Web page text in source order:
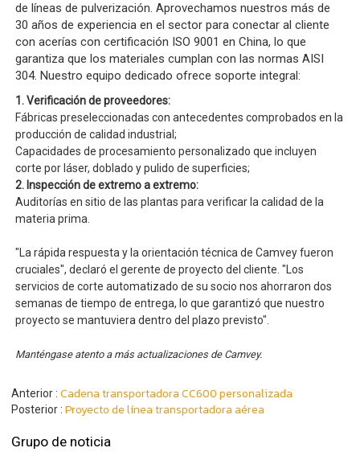
de líneas de pulverización. Aprovechamos nuestros más de
30 años de experiencia en el sector para conectar al cliente
con acerías con certificación ISO 9001 en China, lo que
garantiza que los materiales cumplan con las normas AISI
304. Nuestro equipo dedicado ofrece soporte integral:
1. Verificación de proveedores:
Fábricas preseleccionadas con antecedentes comprobados en la
producción de calidad industrial;
Capacidades de procesamiento personalizado que incluyen
corte por láser, doblado y pulido de superficies;
2. Inspección de extremo a extremo:
Auditorías en sitio de las plantas para verificar la calidad de la
materia prima.
"La rápida respuesta y la orientación técnica de Camvey fueron
cruciales", declaró el gerente de proyecto del cliente. "Los
servicios de corte automatizado de su socio nos ahorraron dos
semanas de tiempo de entrega, lo que garantizó que nuestro
proyecto se mantuviera dentro del plazo previsto".
Manténgase atento a más actualizaciones de Camvey.
Anterior Cadena transportadora CC600 personalizada
Posterior Proyecto de línea transportadora aérea
Grupo de noticia